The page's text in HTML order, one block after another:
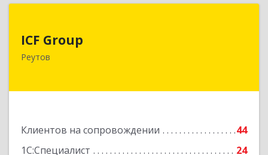
ICF Group
Реутов
Клиентов на сопровождении
44
1С:Специалист
24
143965, Московская обл, г.о. Реутов, Реутов г,
Подробнее